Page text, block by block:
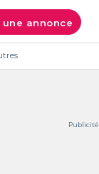
une annonce
Publicité